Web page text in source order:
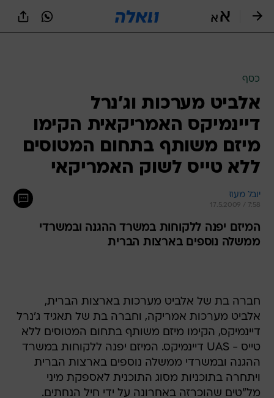
כסף
אלביט מערכות וג'נרל
דיינמיקס האמריקאית הקימו
מיזם משותף בתחום המטוסים
ללא טייס לשוק האמריקאי
יובל מעוז
17.5.2009 / 7:58
המיזם יפנה ללקוחות במשרד ההגנה ובמשרדי
ממשלה נוספים בארצות הברית
חברה בת של אלביט מערכות בארצות הברית,
אלביט מערכות אמריקה, וחברה בת של תאגיד ג'נרל
דיינמיקס, הקימו מיזם משותף בתחום המטוסים ללא
טייס - UAS דיינמיקס. המיזם יפנה ללקוחות במשרד
ההגנה ובמשרדי ממשלה נוספים בארצות הברית
ויתחרה בתוכניות מסוג התוכנית לאספקת מיני
מל"טים שהוכרזה באחרונה על ידי חיל הנחתים.